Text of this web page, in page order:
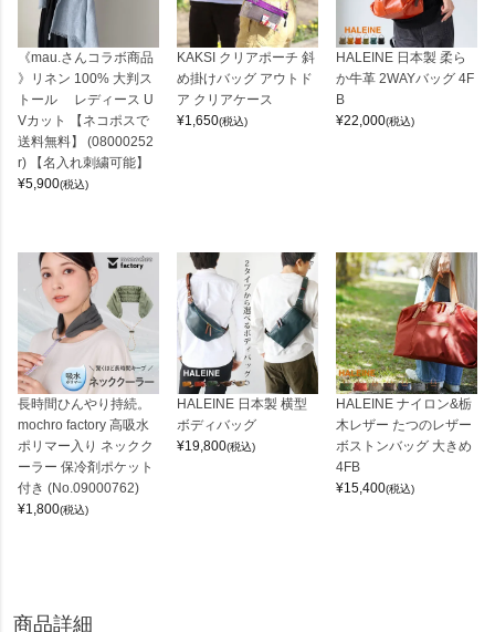
《mau.さんコラボ商品
》リネン 100% 大判ス
トール レディース U
Vカット 【ネコポスで
送料無料】 (08000252
r) 【名入れ刺繍可能】
¥5,900(税込)
KAKSI クリアポーチ 斜
め掛けバッグ アウトド
ア クリアケース
¥1,650(税込)
HALEINE 日本製 柔ら
か牛革 2WAYバッグ 4F
B
¥22,000(税込)
長時間ひんやり持続。
mochro factory 高吸水
ポリマー入り ネックク
ーラー 保冷剤ポケット
付き (No.09000762)
¥1,800(税込)
HALEINE 日本製 横型
ボディバッグ
¥19,800(税込)
HALEINE ナイロン&栃
木レザー たつのレザー
ボストンバッグ 大きめ
4FB
¥15,400(税込)
商品詳細